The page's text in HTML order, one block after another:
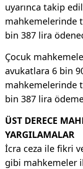
uyarınca takip
mahkemelerinde
bin 387 lira
Çocuk
avukatlara 6 bin
mahkemelerinde
bin 387 lira
ÜST DERECE
YARGILAMALAR
İcra ceza ile fikri
gibi mahkemeler